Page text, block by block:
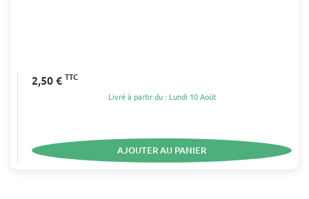
2,50 € TTC
Livré à partir du : Lundi 10 Août
AJOUTER AU PANIER